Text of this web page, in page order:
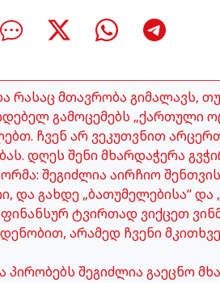
რასაც მთავრობა გიმალავს,
გამოცემებს „ქართული
ჩვენ არ ვეკუთვნით
დღეს შენი მხარდაჭერა
შეგიძლია აირჩიო
გახდე „ბათუმელებისა“ და
ტვირთად ვიქცეთ
არამედ ჩვენი
პირობებს შეგიძლია გაეცნო